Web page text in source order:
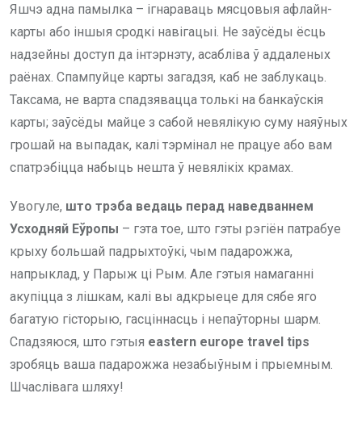
Яшчэ адна памылка – ігнараваць мясцовыя афлайн-
карты або іншыя сродкі навігацыі. Не заўсёды ёсць
надзейны доступ да інтэрнэту, асабліва ў аддаленых
раёнах. Спампуйце карты загадзя, каб не заблукаць.
Таксама, не варта спадзявацца толькі на банкаўскія
карты; заўсёды майце з сабой невялікую суму наяўных
грошай на выпадак, калі тэрмінал не працуе або вам
спатрэбіцца набыць нешта ў невялікіх крамах.
Увогуле, што трэба ведаць перад наведваннем
Усходняй Еўропы – гэта тое, што гэты рэгіён патрабуе
крыху большай падрыхтоўкі, чым падарожжа,
напрыклад, у Парыж ці Рым. Але гэтыя намаганні
акупіцца з лішкам, калі вы адкрыеце для сябе яго
багатую гісторыю, гасціннасць і непаўторны шарм.
Спадзяюся, што гэтыя eastern europe travel tips
зробяць ваша падарожжа незабыўным і прыемным.
Шчаслівага шляху!